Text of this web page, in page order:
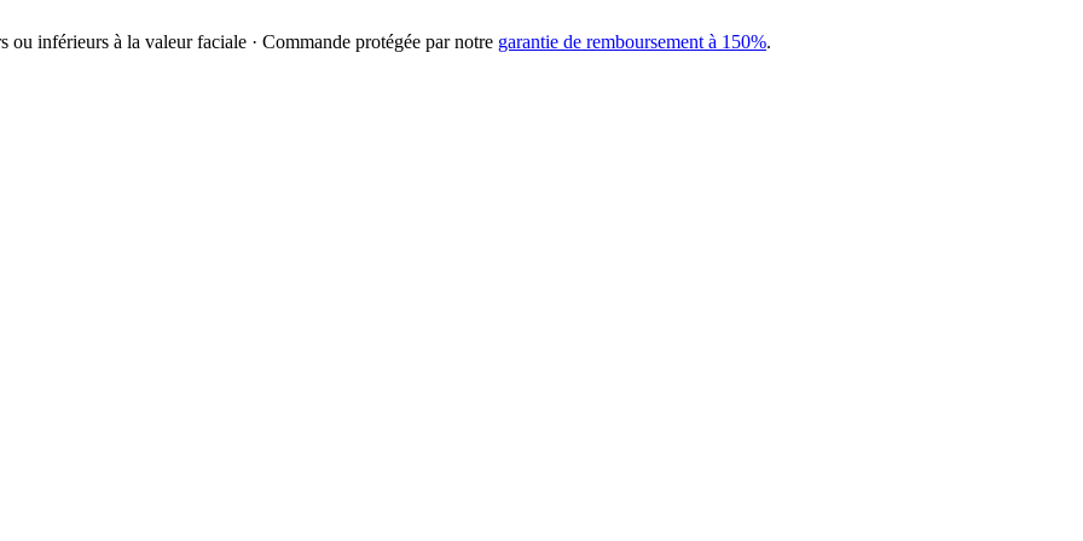
inférieurs à la valeur faciale · Commande protégée par notre garantie de remboursement à 150%.